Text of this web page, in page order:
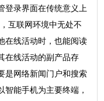
登录界面在传统意义上
互联网环境中无处不
在线活动时，也能阅读
在线活动的副产品存
是网络新闻门户和搜索
智能手机为主要终端，